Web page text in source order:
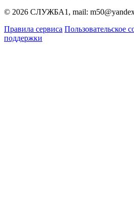
© 2026 СЛУЖБА1, mail:
Правила сервиса Пользовательское
поддержки